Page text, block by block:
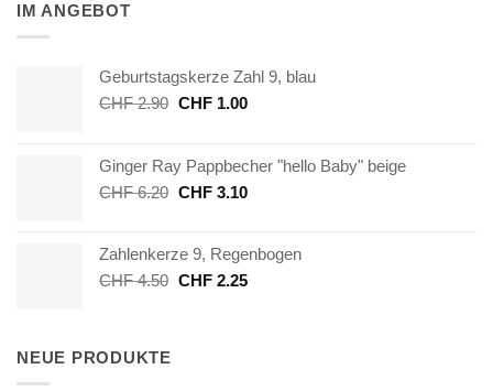
IM ANGEBOT
Geburtstagskerze Zahl 9, blau
CHF2.90 Ursprünglicher
CHF 2.90
CHF1.00Aktueller
CHF 1.00.
Ginger Ray Pappbecher "hello Baby" beige
CHF6.20 Ursprünglicher
CHF 6.20
CHF3.10Aktueller
CHF 3.10.
Zahlenkerze 9, Regenbogen
CHF4.50 Ursprünglicher
CHF2.25Aktueller
NEUE PRODUKTE